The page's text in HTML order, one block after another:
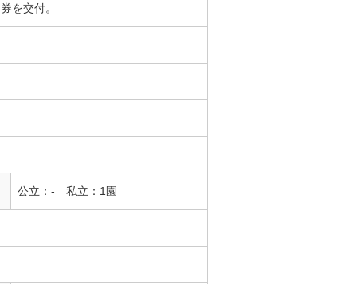
を交付。
公立：- 私立：1園